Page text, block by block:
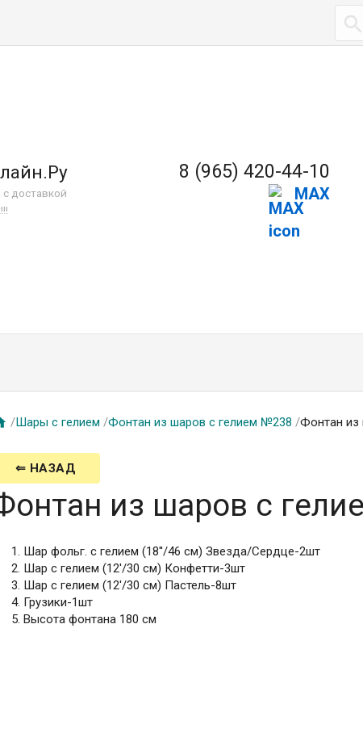

доставкой
8 (965) 420-44-10
MAX
/Шары с гелием /Фонтан из шаров с гелием №238 /Фонтан из
⇐ НАЗАД
из шаров с
Шар фольг. с гелием (18''/46 см) Звезда/Сердце-2шт
Шар с гелием (12'/30 см) Конфетти-3шт
Шар с гелием (12'/30 см) Пастель-8шт
Грузики-1шт
Высота фонтана 180 см